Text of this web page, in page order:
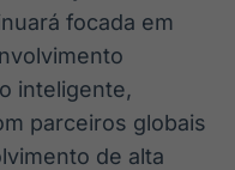
focada em
inteligente,
parceiros globais
de alta